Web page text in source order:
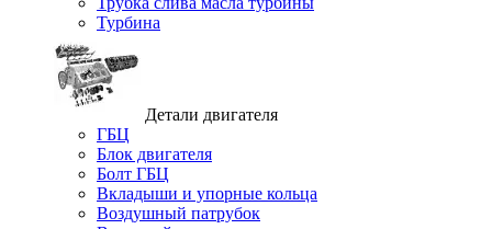
Турбина
Детали двигателя
ГБЦ
Блок двигателя
Болт ГБЦ
Вкладыши и упорные кольца
Воздушный патрубок